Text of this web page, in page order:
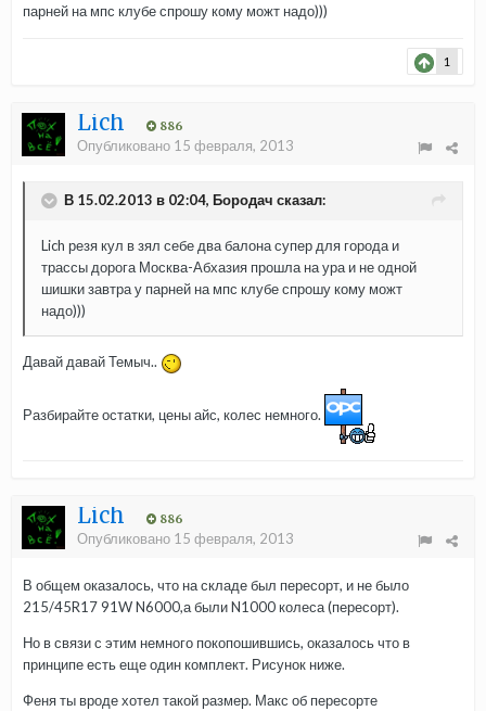
парней на мпс клубе спрошу кому можт надо)))
1
Lich 886
Опубликовано 15 февраля, 2013
В 15.02.2013 в 02:04, Бородач сказал:
Lich резя кул в зял себе два балона супер для города и
трассы дорога Москва-Абхазия прошла на ура и не одной
шишки завтра у парней на мпс клубе спрошу кому можт
надо)))
Давай давай Темыч..
Разбирайте остатки, цены айс, колес немного.
Lich 886
Опубликовано 15 февраля, 2013
В общем оказалось, что на складе был пересорт, и не было
215/45R17 91W N6000,а были N1000 колеса (пересорт).
Но в связи с этим немного покопошившись, оказалось что в
принципе есть еще один комплект. Рисунок ниже.
Феня ты вроде хотел такой размер. Макс об пересорте